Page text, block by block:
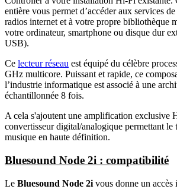
entière vous permet d’accéder aux services
radios internet et à votre propre bibliothèque
votre ordinateur, smartphone ou disque dur
USB).
Ce lecteur réseau est équipé du célèbre
GHz multicore. Puissant et rapide, ce
l’industrie informatique est associé à une
échantillonnée 8 fois.
A cela s'ajoutent une amplification
convertisseur digital/analogique permettant le
musique en haute définition.
Bluesound Node 2i : compatibilité
Le Bluesound Node 2i vous donne un accès